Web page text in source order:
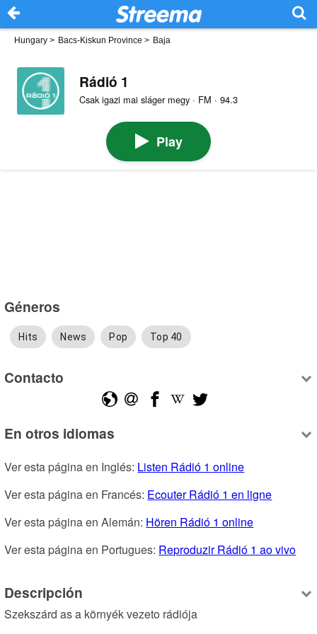
Hungary > Bacs-Kiskun Province > Baja
Rádió 1
Csak igazi mai sláger megy · FM · 94.3
Play
Géneros
Hits News Pop Top 40
Contacto
En otros idiomas
Ver esta página en Inglés: Listen Rádió 1 online
Ver esta página en Francés: Ecouter Rádió 1 en ligne
Ver esta página en Alemán: Hören Rádió 1 online
Ver esta página en Portugues: Reproduzir Rádió 1 ao vivo
Descripción
Szekszárd as a környék vezeto rádiója